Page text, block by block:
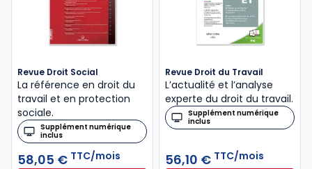
Revue Droit Social
La référence en droit du
travail et en protection
sociale.
Supplément numérique
inclus
58,05 € TTC/mois
Revue Droit du Travail
L’actualité et l’analyse
experte du droit du travail.
Supplément numérique
inclus
56,10 € TTC/mois